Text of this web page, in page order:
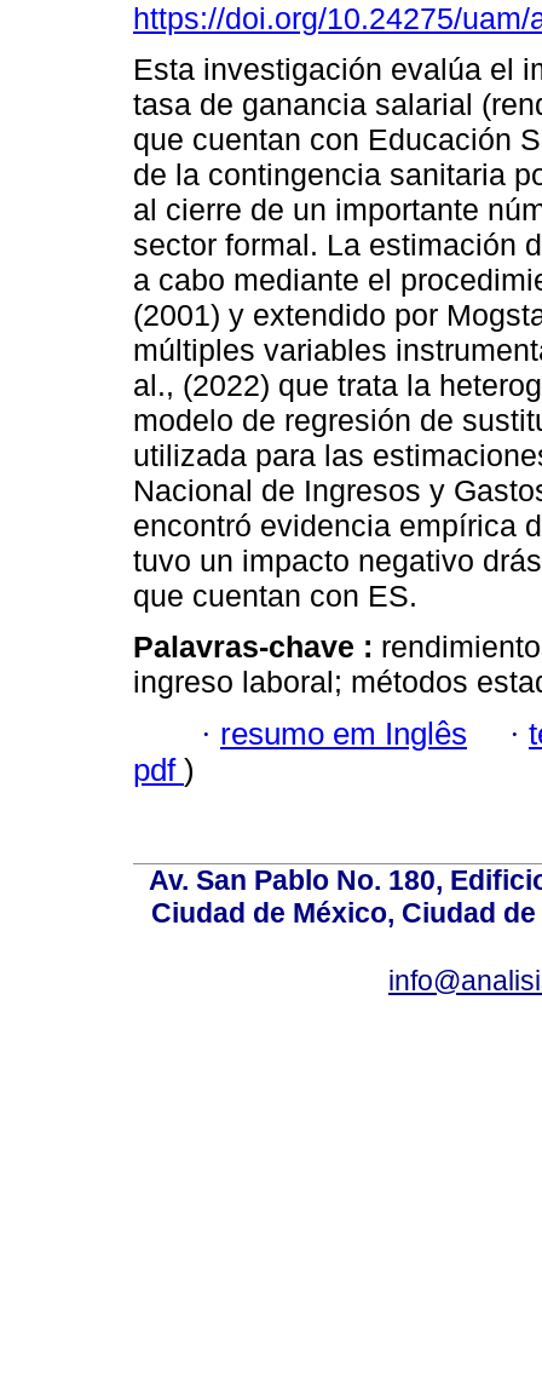
https://doi.org/10.24275/
Esta investigación evalúa el
tasa de ganancia salarial
que cuentan con Educación
de la contingencia sanitaria
al cierre de un importante
sector formal. La estimación
a cabo mediante el
(2001) y extendido por
múltiples variables
al., (2022) que trata la
modelo de regresión de
utilizada para las
Nacional de Ingresos y
encontró evidencia empírica
tuvo un impacto negativo
que cuentan con ES.
Palavras-chave :
ingreso laboral; métodos
· resumo em Inglês ·
pdf )
Av. San Pablo No. 180,
Ciudad de México, Ciudad